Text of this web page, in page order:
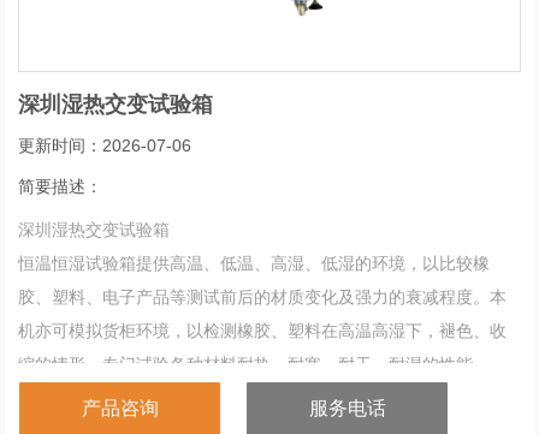
深圳湿热交变试验箱
更新时间：2026-07-06
简要描述：
深圳湿热交变试验箱
恒温恒湿试验箱提供高温、低温、高湿、低湿的环境，以比较橡
胶、塑料、电子产品等测试前后的材质变化及强力的衰减程度。本
机亦可模拟货柜环境，以检测橡胶、塑料在高温高湿下，褪色、收
缩的情形，专门试验各种材料耐热、耐寒、耐干、耐湿的性能。
产品咨询 服务电话